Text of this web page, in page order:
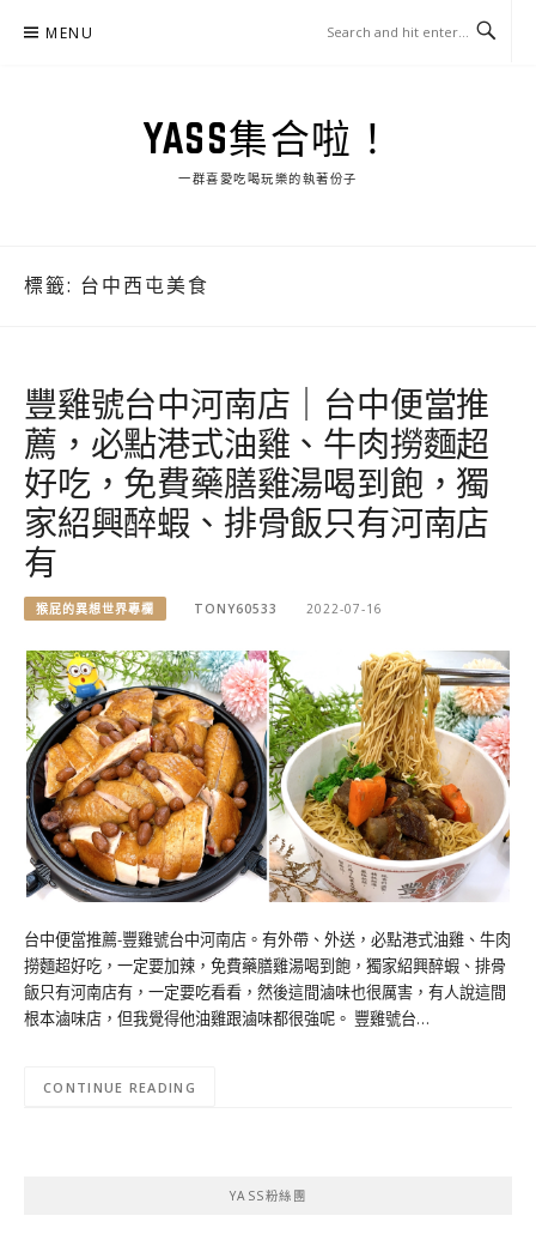
MENU
YASS集合啦！
一群喜愛吃喝玩樂的執著份子
標籤: 台中西屯美食
豐雞號台中河南店｜台中便當推
薦，必點港式油雞、牛肉撈麵超
好吃，免費藥膳雞湯喝到飽，獨
家紹興醉蝦、排骨飯只有河南店
有
猴屁的異想世界專欄 TONY60533 2022-07-16
台中便當推薦-豐雞號台中河南店。有外帶、外送，必點港式油雞、牛肉
撈麵超好吃，一定要加辣，免費藥膳雞湯喝到飽，獨家紹興醉蝦、排骨
飯只有河南店有，一定要吃看看，然後這間滷味也很厲害，有人說這間
根本滷味店，但我覺得他油雞跟滷味都很強呢。 豐雞號台…
CONTINUE READING
YASS粉絲團